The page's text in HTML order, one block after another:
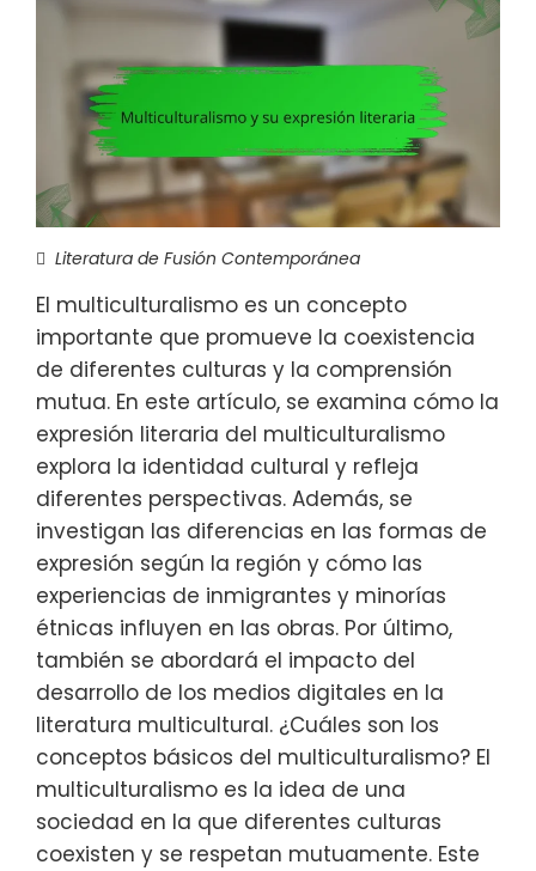
Literatura de Fusión Contemporánea
El multiculturalismo es un concepto
importante que promueve la coexistencia
de diferentes culturas y la comprensión
mutua. En este artículo, se examina cómo la
expresión literaria del multiculturalismo
explora la identidad cultural y refleja
diferentes perspectivas. Además, se
investigan las diferencias en las formas de
expresión según la región y cómo las
experiencias de inmigrantes y minorías
étnicas influyen en las obras. Por último,
también se abordará el impacto del
desarrollo de los medios digitales en la
literatura multicultural. ¿Cuáles son los
conceptos básicos del multiculturalismo? El
multiculturalismo es la idea de una
sociedad en la que diferentes culturas
coexisten y se respetan mutuamente. Este